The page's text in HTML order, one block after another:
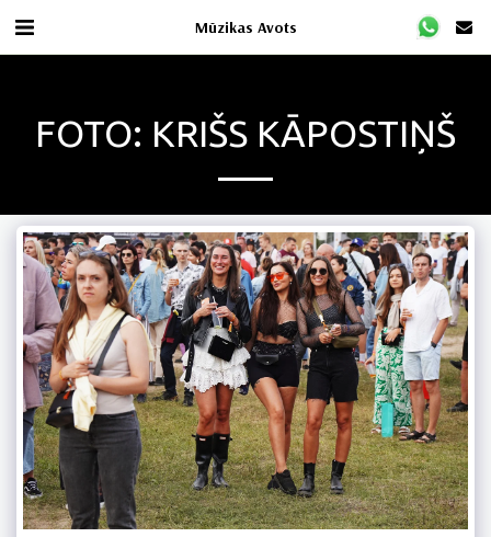
Mūzikas Avots
FOTO: KRIŠS KĀPOSTIŅŠ